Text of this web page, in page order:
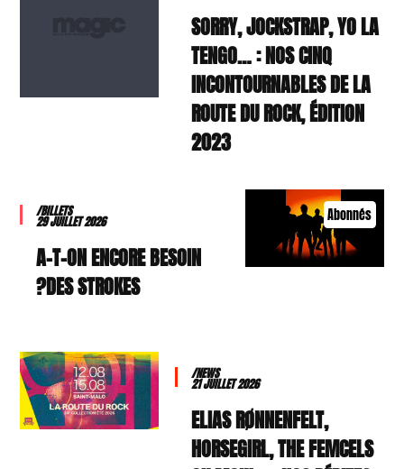
SORRY, JOCKSTRAP, YO LA
TENGO… : NOS CINQ
INCONTOURNABLES DE LA
ROUTE DU ROCK, ÉDITION
2023
Abonnés
/BILLETS
29 JUILLET 2026
A-T-ON ENCORE BESOIN
DES STROKES?
/NEWS
21 JUILLET 2026
ELIAS RØNNENFELT,
HORSEGIRL, THE FEMCELS